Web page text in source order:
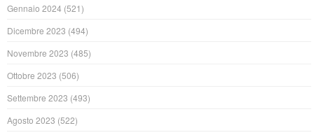
Gennaio 2024 (521)
Dicembre 2023 (494)
Novembre 2023 (485)
Ottobre 2023 (506)
Settembre 2023 (493)
Agosto 2023 (522)